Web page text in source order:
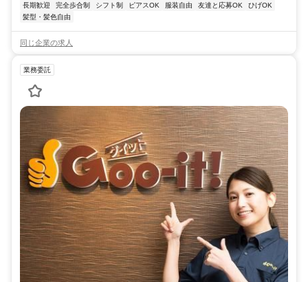
長期歓迎
完全歩合制 シフト制 ピアスOK 服装自由 友達と応募OK
ひげOK
髪型・髪色自由
同じ企業の求人
業務委託